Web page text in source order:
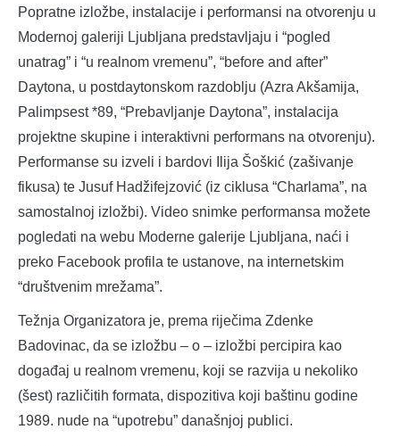
Popratne izložbe, instalacije i performansi na otvorenju u
Modernoj galeriji Ljubljana predstavljaju i “pogled
unatrag” i “u realnom vremenu”, “before and after”
Daytona, u postdaytonskom razdoblju (Azra Akšamija,
Palimpsest *89, “Prebavljanje Daytona”, instalacija
projektne skupine i interaktivni performans na otvorenju).
Performanse su izveli i bardovi Ilija Šoškić (zašivanje
fikusa) te Jusuf Hadžifejzović (iz ciklusa “Charlama”, na
samostalnoj izložbi). Video snimke performansa možete
pogledati na webu Moderne galerije Ljubljana, naći i
preko Facebook profila te ustanove, na internetskim
“društvenim mrežama”.
Težnja Organizatora je, prema riječima Zdenke
Badovinac, da se izložbu – o – izložbi percipira kao
događaj u realnom vremenu, koji se razvija u nekoliko
(šest) različitih formata, dispozitiva koji baštinu godine
1989. nude na “upotrebu” današnjoj publici.